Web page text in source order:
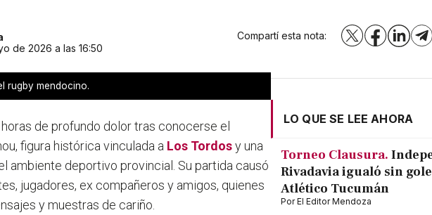
de 2026 a las 16:50
Compartí esta nota: X Facebook
rugby mendocino.
de profundo dolor tras conocerse el
figura histórica vinculada a Los Tordosy una
ambiente deportivo provincial. Su partida causó
jugadores, ex compañeros y amigos, quienes
y muestras de cariño.
LO QUE SE LEE AHORA
Torneo Clausura.
Rivadavia igualó sin
Atlético Tucumán
PorEl Editor Mendoza